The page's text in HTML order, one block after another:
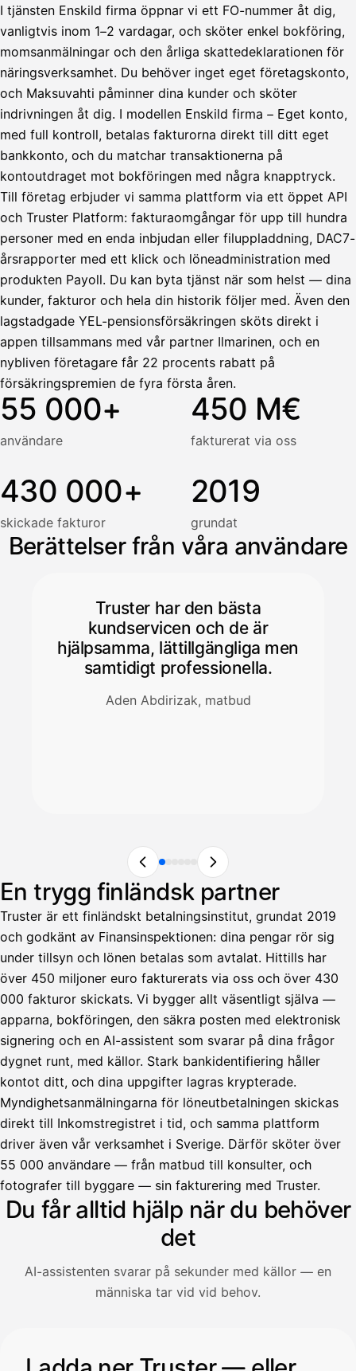
HetiPalkka
Ennen laskun maksua Kun
Vahvista
I tjänsten Enskild firma öppnar vi ett FO-nummer åt dig,
vanligtvis inom 1–2 vardagar, och sköter enkel bokföring,
momsanmälningar och den årliga skattedeklarationen för
näringsverksamhet. Du behöver inget eget företagskonto,
och Maksuvahti påminner dina kunder och sköter
indrivningen åt dig. I modellen Enskild firma – Eget konto,
med full kontroll, betalas fakturorna direkt till ditt eget
bankkonto, och du matchar transaktionerna på
kontoutdraget mot bokföringen med några knapptryck.
Till företag erbjuder vi samma plattform via ett öppet API
och Truster Platform: fakturaomgångar för upp till hundra
personer med en enda inbjudan eller filuppladdning, DAC7-
årsrapporter med ett klick och löneadministration med
produkten Payoll. Du kan byta tjänst när som helst — dina
kunder, fakturor och hela din historik följer med. Även den
lagstadgade YEL-pensionsförsäkringen sköts direkt i
appen tillsammans med vår partner Ilmarinen, och en
nybliven företagare får 22 procents rabatt på
försäkringspremien de fyra första åren.
55 000+
användare
450 M€
fakturerat via oss
430 000+
skickade fakturor
2019
grundat
Berättelser från våra användare
Truster har den bästa
kundservicen och de är
hjälpsamma, lättillgängliga men
samtidigt professionella.
Aden Abdirizak, matbud
En trygg finländsk partner
Truster är ett finländskt betalningsinstitut, grundat 2019
och godkänt av Finansinspektionen: dina pengar rör sig
under tillsyn och lönen betalas som avtalat. Hittills har
över 450 miljoner euro fakturerats via oss och över 430
000 fakturor skickats. Vi bygger allt väsentligt själva —
apparna, bokföringen, den säkra posten med elektronisk
signering och en AI-assistent som svarar på dina frågor
dygnet runt, med källor. Stark bankidentifiering håller
kontot ditt, och dina uppgifter lagras krypterade.
Myndighetsanmälningarna för löneutbetalningen skickas
direkt till Inkomstregistret i tid, och samma plattform
driver även vår verksamhet i Sverige. Därför sköter över
55 000 användare — från matbud till konsulter, och
fotografer till byggare — sin fakturering med Truster.
Du får alltid hjälp när du behöver
det
AI-assistenten svarar på sekunder med källor — en
människa tar vid vid behov.
Avustaja
Hei! Miten voin auttaa?
Avaa Kuitit-välilehti ja valitse